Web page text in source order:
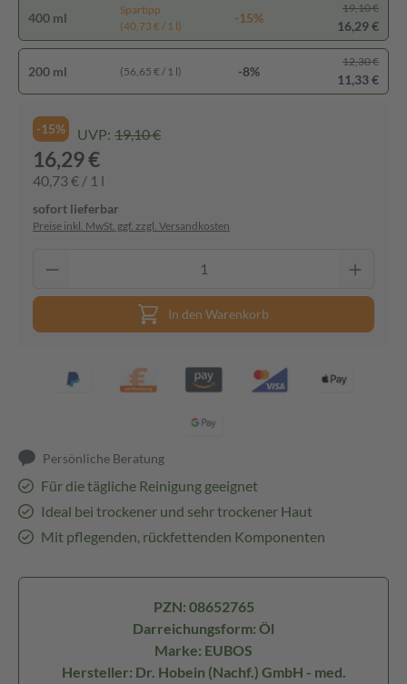
400 ml
Spartipp
(40,73 € / 1 l)
-15%
19,10 €
16,29 €
200 ml (56,65 € / 1 l) -8%
12,30 €
11,33 €
-15% UVP: 19,10 €
16,29 €
40,73 € / 1 l
sofort lieferbar
Preise inkl. MwSt. ggf. zzgl. Versandkosten
In den Warenkorb
Persönliche Beratung
Für die tägliche Reinigung geeignet
Ideal bei trockener und sehr trockener Haut
Mit pflegenden, rückfettenden Komponenten
PZN: 08652765
Darreichungsform: Öl
Marke: EUBOS
Hersteller: Dr. Hobein (Nachf.) GmbH - med.